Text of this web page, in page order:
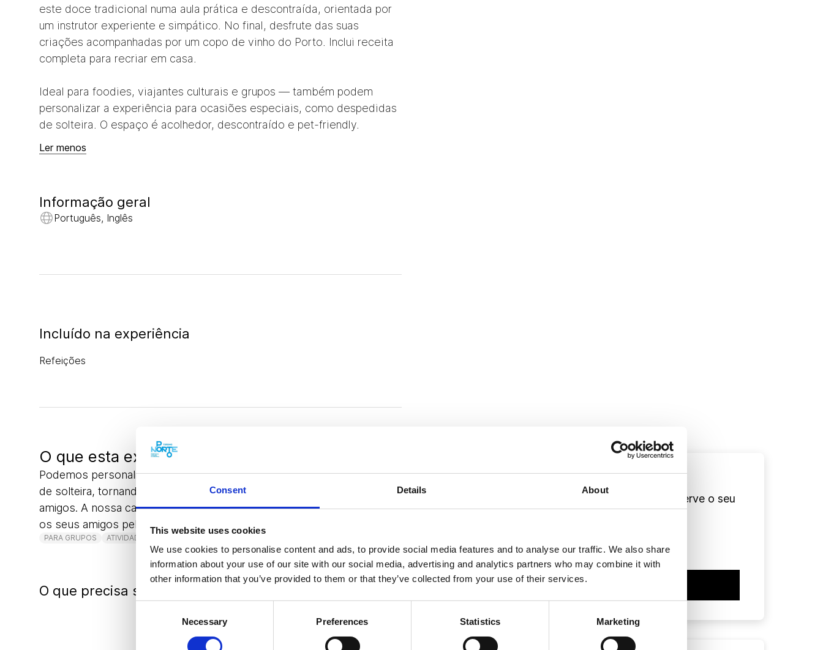
Consent Details About
This website uses cookies
We use cookies to personalise content and ads, to provide social media features and to analyse our traffic. We also share
information about your use of our site with our social media, advertising and analytics partners who may combine it with
other information that you’ve provided to them or that they’ve collected from your use of their services.
Necessary Preferences Statistics Marketing
este doce tradicional numa aula prática e descontraída, orientada por
um instrutor experiente e simpático. No final, desfrute das suas
criações acompanhadas por um copo de vinho do Porto. Inclui receita
completa para recriar em casa.
Ideal para foodies, viajantes culturais e grupos — também podem
personalizar a experiência para ocasiões especiais, como despedidas
de solteira. O espaço é acolhedor, descontraído e pet-friendly.
Ler menos
Veja já a disponibilidade e reserve o seu
lugar
Total:
Informação geral
Português, Inglês
Incluído na experiência
Refeições
O que esta experiência lhe oferece
Podemos personalizar a experiência para grupos, incluindo despedidas
de solteira, tornando-a num evento inesquecível para si e para os seus
amigos. A nossa casa é amiga dos animais de estimação e convidamos
os seus amigos peludos a juntarem-se à diversão.
PARA GRUPOS ATIVIDADES PARA TODA A FAMÍLIA
O que precisa saber